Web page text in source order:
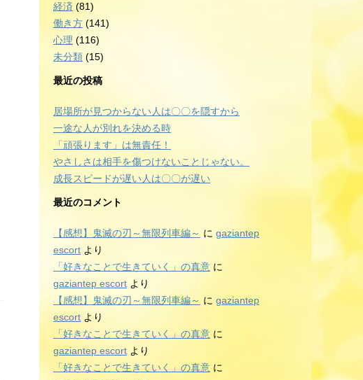
経済 (81)
働き方 (141)
心理 (116)
未分類 (15)
最近の投稿
居場所が見つからない人は〇〇を隠すから
一途な人が別れを決める時
「頑張ります」は無責任！
やさしさは相手を傷つけないことじゃない。
成長スピードが遅い人は〇〇が遅い
最近のコメント
【感想】鬼滅の刃～無限列車編～ に gaziantep
escort より
「好きなことで生きていく」の真意 に
gaziantep escort より
【感想】鬼滅の刃～無限列車編～ に gaziantep
escort より
「好きなことで生きていく」の真意 に
gaziantep escort より
「好きなことで生きていく」の真意 に